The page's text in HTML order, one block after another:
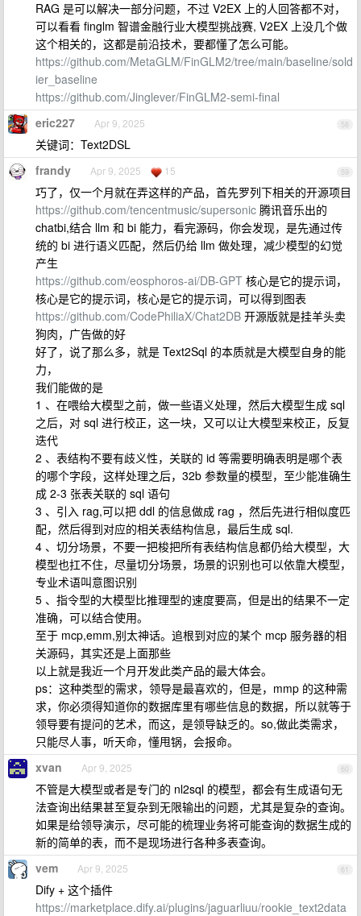
RAG 是可以解决一部分问题，不过 V2EX 上的人回答都不对，
可以看看 finglm 智谱金融行业大模型挑战赛, V2EX 上没几个做
这个相关的，这都是前沿技术，要都懂了怎么可能。
https://github.com/MetaGLM/FinGLM2/tree/main/baseline/sold
ier_baseline
https://github.com/Jinglever/FinGLM2-semi-final
58
eric227 Apr 9, 2025
关键词：Text2DSL
59
frandy Apr 9, 2025 15
巧了，仅一个月就在弄这样的产品，首先罗列下相关的开源项目
https://github.com/tencentmusic/supersonic 腾讯音乐出的
chatbi,结合 llm 和 bi 能力，看完源码，你会发现，是先通过传
统的 bi 进行语义匹配，然后仍给 llm 做处理，减少模型的幻觉
产生
https://github.com/eosphoros-ai/DB-GPT 核心是它的提示词，
核心是它的提示词，核心是它的提示词，可以得到图表
https://github.com/CodePhiliaX/Chat2DB 开源版就是挂羊头卖
狗肉，广告做的好
好了，说了那么多，就是 Text2Sql 的本质就是大模型自身的能
力，
我们能做的是
1 、在喂给大模型之前，做一些语义处理，然后大模型生成 sql
之后，对 sql 进行校正，这一块，又可以让大模型来校正，反复
迭代
2 、表结构不要有歧义性，关联的 id 等需要明确表明是哪个表
的哪个字段，这样处理之后，32b 参数量的模型，至少能准确生
成 2-3 张表关联的 sql 语句
3 、引入 rag,可以把 ddl 的信息做成 rag ，然后先进行相似度匹
配，然后得到对应的相关表结构信息，最后生成 sql.
4 、切分场景，不要一把梭把所有表结构信息都仍给大模型，大
模型也扛不住，尽量切分场景，场景的识别也可以依靠大模型，
专业术语叫意图识别
5 、指令型的大模型比推理型的速度要高，但是出的结果不一定
准确，可以结合使用。
至于 mcp,emm,别太神话。追根到对应的某个 mcp 服务器的相
关源码，其实还是上面那些
以上就是我近一个月开发此类产品的最大体会。
ps：这种类型的需求，领导是最喜欢的，但是，mmp 的这种需
求，你必须得知道你的数据库里有哪些信息的数据，所以就等于
领导要有提问的艺术，而这，是领导缺乏的。so,做此类需求，
只能尽人事，听天命，懂甩锅，会报命。
60
xvan Apr 9, 2025
不管是大模型或者是专门的 nl2sql 的模型，都会有生成语句无
法查询出结果甚至复杂到无限输出的问题，尤其是复杂的查询。
如果是给领导演示，尽可能的梳理业务将可能查询的数据生成的
新的简单的表，而不是现场进行各种多表查询。
61
vem Apr 9, 2025
Dify + 这个插件
https://marketplace.dify.ai/plugins/jaguarliuu/rookie_text2data